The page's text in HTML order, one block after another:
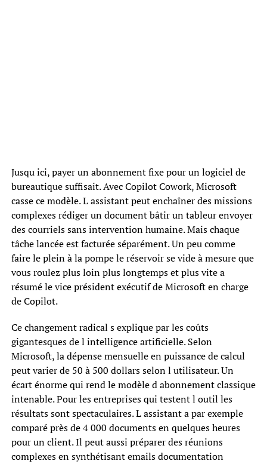
Jusqu ici, payer un abonnement fixe pour un logiciel de
bureautique suffisait. Avec Copilot Cowork, Microsoft
casse ce modèle. L assistant peut enchaîner des missions
complexes rédiger un document bâtir un tableur envoyer
des courriels sans intervention humaine. Mais chaque
tâche lancée est facturée séparément. Un peu comme
faire le plein à la pompe le réservoir se vide à mesure que
vous roulez plus loin plus longtemps et plus vite a
résumé le vice président exécutif de Microsoft en charge
de Copilot.
Ce changement radical s explique par les coûts
gigantesques de l intelligence artificielle. Selon
Microsoft, la dépense mensuelle en puissance de calcul
peut varier de 50 à 500 dollars selon l utilisateur. Un
écart énorme qui rend le modèle d abonnement classique
intenable. Pour les entreprises qui testent l outil les
résultats sont spectaculaires. L assistant a par exemple
comparé près de 4 000 documents en quelques heures
pour un client. Il peut aussi préparer des réunions
complexes en synthétisant emails documentation